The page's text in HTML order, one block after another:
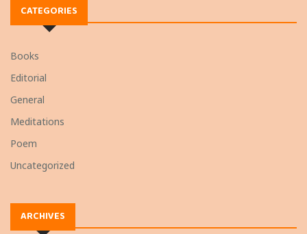
CATEGORIES
Books
Editorial
General
Meditations
Poem
Uncategorized
ARCHIVES